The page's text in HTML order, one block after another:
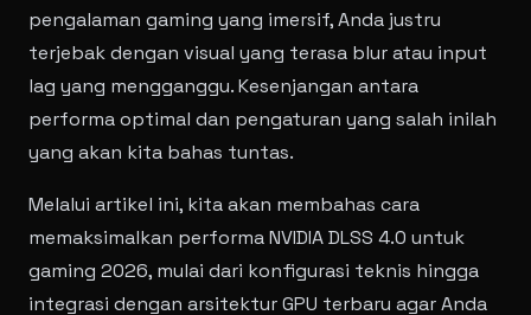
pengalaman gaming yang imersif, Anda justru
terjebak dengan visual yang terasa blur atau input
lag yang mengganggu. Kesenjangan antara
performa optimal dan pengaturan yang salah inilah
yang akan kita bahas tuntas.
Melalui artikel ini, kita akan membahas cara
memaksimalkan performa NVIDIA DLSS 4.0 untuk
gaming 2026, mulai dari konfigurasi teknis hingga
integrasi dengan arsitektur GPU terbaru agar Anda